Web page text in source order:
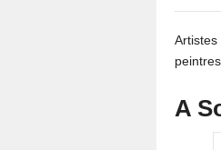
Artistes
A